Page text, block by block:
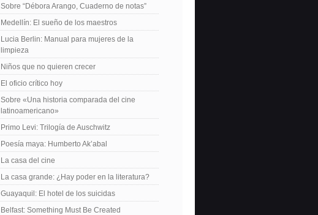
Sobre “Débora Arango, Cuaderno de notas”
Medellín: El sueño de los maestros
Lucia Berlin: Manual para mujeres de la
limpieza
Niños que no quieren crecer
El oficio crítico hoy
Sobre «Una historia comparada del cine
latinoamericano»
Primo Levi: Trilogía de Auschwitz
Poesía maya: Humberto Ak’abal
La casa del cine
La casa grande: ¿Hay poder en la literatura?
Guayaquil: El hotel de los suicidas
Belfast: Something Must Be Created